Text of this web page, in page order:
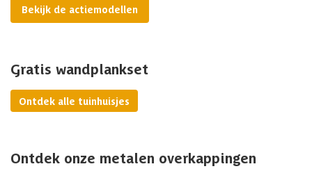
Bekijk de actiemodellen
Gratis wandplankset
Ontdek alle tuinhuisjes
Ontdek onze metalen overkappingen